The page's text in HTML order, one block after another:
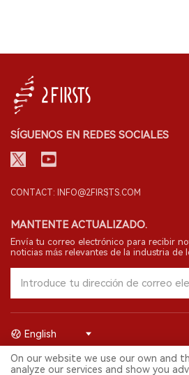
SÍGUENOS EN REDES SOCIALES
CONTACT: INFO@2FIRSTS.COM
MANTENTE ACTUALIZADO.
Envía tu correo electrónico para recibir
noticias más relevantes de la industria de
© 2026 Shenzhen 2FIRSTS Technology
reservados.
English
On our website we use our own and
analyze our services and show you